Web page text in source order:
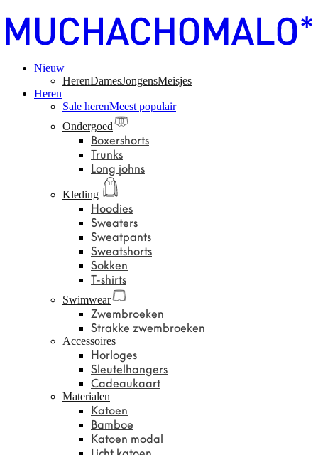
Nieuw
HerenDamesJongensMeisjes
Heren
Sale herenMeest populair
Ondergoed
Boxershorts
Trunks
Long johns
Kleding
Hoodies
Sweaters
Sweatpants
Sweatshorts
Sokken
T-shirts
Swimwear
Zwembroeken
Strakke zwembroeken
Accessoires
Horloges
Sleutelhangers
Cadeaukaart
Materialen
Katoen
Bamboe
Katoen modal